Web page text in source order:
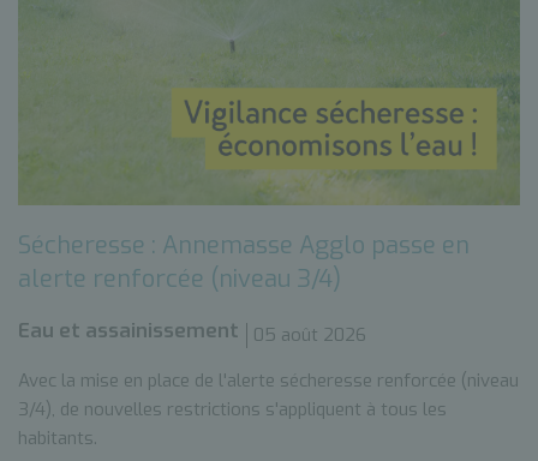
Sécheresse : Annemasse Agglo passe en
alerte renforcée (niveau 3/4)
Eau et assainissement
05 août 2026
Avec la mise en place de l'alerte sécheresse renforcée (niveau
3/4), de nouvelles restrictions s'appliquent à tous les
habitants.